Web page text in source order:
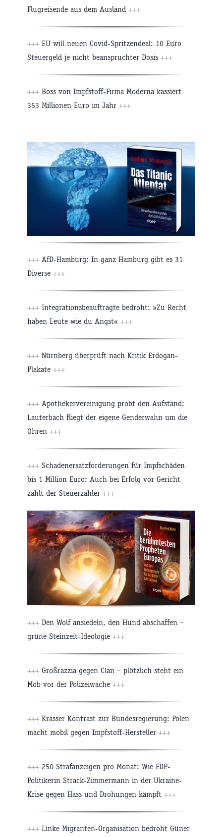
Flugreisende aus dem Ausland +++
+++ EU will neuen Covid-Spritzendeal: 10 Euro
Steuergeld je nicht beanspruchter Dosis +++
+++ Boss von Impfstoff-Firma Moderna kassiert
353 Millionen Euro im Jahr +++
+++ AfD-Hamburg: In ganz Hamburg gibt es 31
Diverse +++
+++ Integrationsbeauftragte bedroht: »Zu Recht
haben Leute wie du Angst« +++
+++ Nürnberg überprüft nach Kritik Erdogan-
Plakate +++
+++ Apothekervereinigung probt den Aufstand:
Lauterbach fliegt der eigene Genderwahn um die
Ohren +++
+++ Schadenersatzforderungen für Impfschäden
bis 1 Million Euro: Auch bei Erfolg vor Gericht
zahlt der Steuerzahler +++
+++ Den Wolf ansiedeln, den Hund abschaffen –
grüne Steinzeit-Ideologie +++
+++ Großrazzia gegen Clan – plötzlich steht ein
Mob vor der Polizeiwache +++
+++ Krasser Kontrast zur Bundesregierung: Polen
macht mobil gegen Impfstoff-Hersteller +++
+++ 250 Strafanzeigen pro Monat: Wie FDP-
Politikerin Strack-Zimmermann in der Ukraine-
Krise gegen Hass und Drohungen kämpft +++
+++ Linke Migranten-Organisation bedroht Güner